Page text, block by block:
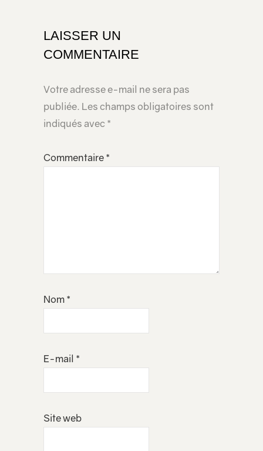
LAISSER UN
COMMENTAIRE
Votre adresse e-mail ne sera pas
publiée. Les champs obligatoires sont
indiqués avec *
Commentaire *
Nom *
E-mail *
Site web